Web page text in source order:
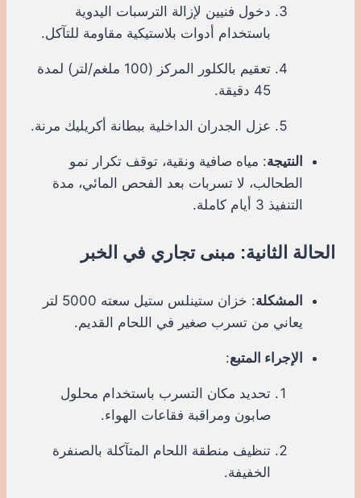
دخول فنيين لإزالة الترسبات اليدوية
باستخدام أدوات بلاستيكية مقاومة للتآكل.
تعقيم بالكلور المركز (100 ملغم/لتر) لمدة
45 دقيقة.
عزل الجدران الداخلية ببطانة أكريليك مرنة.
النتيجة: مياه صافية ونقية، توقف تكرار نمو
الطحالب، لا تسربات بعد الفحص المائي، مدة
التنفيذ 3 أيام كاملة.
الحالة الثانية: مبنى تجاري في الخبر
المشكلة
: خزان ستينلس ستيل سعته 5000 لتر
يعاني من تسرب صغير في اللحام القديم.
الإجراء المتبع:
تحديد مكان التسرب باستخدام محلول
صابون ومراقبة فقاعات الهواء.
تنظيف منطقة اللحام المتآكلة بالصنفرة
الخفيفة.